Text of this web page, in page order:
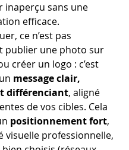
inaperçu sans une
efficace.
ce n’est pas
publier une photo sur
créer un logo : c’est
message clair,
différenciant, aligné
de vos cibles. Cela
positionnement fort,
visuelle professionnelle,